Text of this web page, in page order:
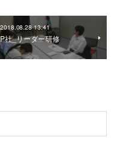
2018.08.28 13:41
P社_リーダー研修